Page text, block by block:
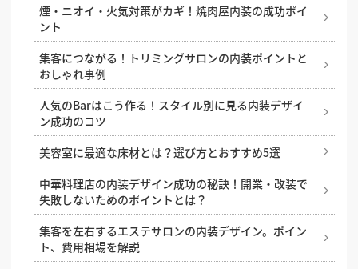
店舗内装はDIYしても良い？自分で作るメリットと注
意点
店舗改装を成功させるコツ。改装のタイミングや、改
装時にやると良い施策とは？
店舗にぴったりの床材は？床材の種類と業種別のおす
すめを解説
店舗設計とは？どんな工程があるのか、依頼先はどこ
かなどの基礎知識
集客力の高い店舗入り口の特徴。入りやすい飲食店を
設計するコツ
店舗照明の基礎知識と照明の与える効果
煙・ニオイ・火気対策がカギ！焼肉屋内装の成功ポイ
ント
集客につながる！トリミングサロンの内装ポイントと
おしゃれ事例
人気のBarはこう作る！スタイル別に見る内装デザイ
ン成功のコツ
美容室に最適な床材とは？選び方とおすすめ5選
中華料理店の内装デザイン成功の秘訣！開業・改装で
失敗しないためのポイントとは？
集客を左右するエステサロンの内装デザイン。ポイン
ト、費用相場を解説